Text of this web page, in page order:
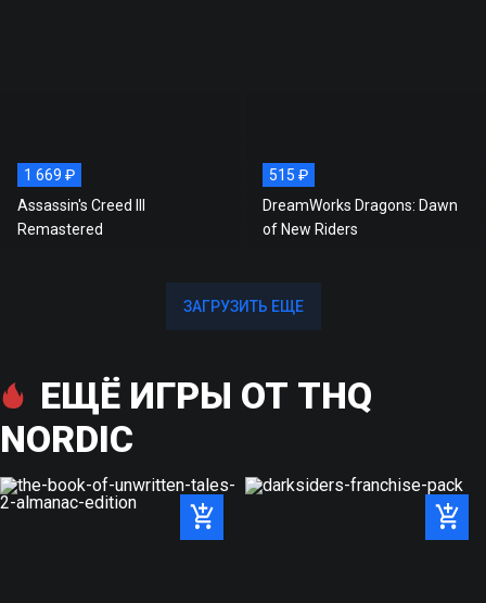
1 669 ₽
Assassin's Creed III
Remastered
515 ₽
DreamWorks Dragons: Dawn
of New Riders
ЗАГРУЗИТЬ ЕЩЕ
ЗАГРУЗИТЬ ЕЩЕ
ЕЩЁ ИГРЫ ОТ THQ
NORDIC